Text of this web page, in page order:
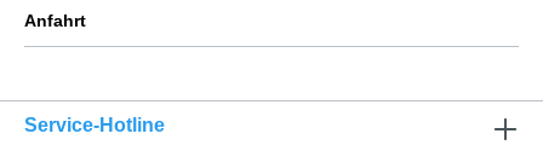
Anfahrt
Service-Hotline